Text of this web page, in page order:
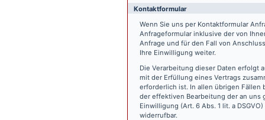
Kontaktformular
Wenn Sie uns per Kontaktformular
Anfrageformular inklusive der von
Anfrage und für den Fall von
Ihre Einwilligung weiter.
Die Verarbeitung dieser Daten erfolgt
mit der Erfüllung eines Vertrags
erforderlich ist. In allen übrigen Fällen
der effektiven Bearbeitung der an uns
Einwilligung (Art. 6 Abs. 1 lit. a
widerrufbar.